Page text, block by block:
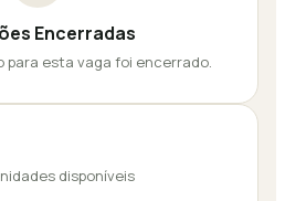
Encerradas
para esta vaga foi encerrado.
disponíveis